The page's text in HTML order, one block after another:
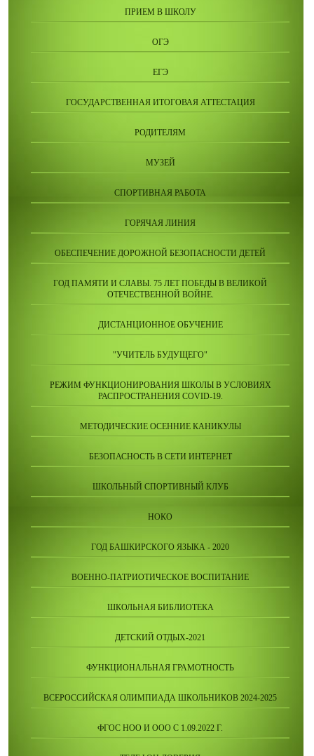
ПРИЕМ В ШКОЛУ
ОГЭ
ЕГЭ
ГОСУДАРСТВЕННАЯ ИТОГОВАЯ АТТЕСТАЦИЯ
РОДИТЕЛЯМ
МУЗЕЙ
СПОРТИВНАЯ РАБОТА
ГОРЯЧАЯ ЛИНИЯ
ОБЕСПЕЧЕНИЕ ДОРОЖНОЙ БЕЗОПАСНОСТИ ДЕТЕЙ
ГОД ПАМЯТИ И СЛАВЫ. 75 ЛЕТ ПОБЕДЫ В ВЕЛИКОЙ
ОТЕЧЕСТВЕННОЙ ВОЙНЕ.
ДИСТАНЦИОННОЕ ОБУЧЕНИЕ
"УЧИТЕЛЬ БУДУЩЕГО"
РЕЖИМ ФУНКЦИОНИРОВАНИЯ ШКОЛЫ В УСЛОВИЯХ
РАСПРОСТРАНЕНИЯ COVID-19.
МЕТОДИЧЕСКИЕ ОСЕННИЕ КАНИКУЛЫ
БЕЗОПАСНОСТЬ В СЕТИ ИНТЕРНЕТ
ШКОЛЬНЫЙ СПОРТИВНЫЙ КЛУБ
НОКО
ГОД БАШКИРСКОГО ЯЗЫКА - 2020
ВОЕННО-ПАТРИОТИЧЕСКОЕ ВОСПИТАНИЕ
ШКОЛЬНАЯ БИБЛИОТЕКА
ДЕТСКИЙ ОТДЫХ-2021
ФУНКЦИОНАЛЬНАЯ ГРАМОТНОСТЬ
ВСЕРОССИЙСКАЯ ОЛИМПИАДА ШКОЛЬНИКОВ 2024-2025
ФГОС НОО И ООО С 1.09.2022 Г.